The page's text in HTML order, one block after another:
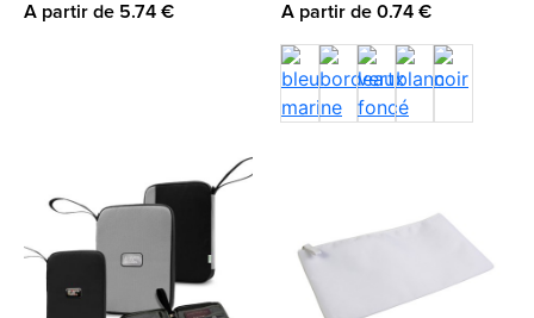
A partir de 5.74 €
A partir de 0.74 €